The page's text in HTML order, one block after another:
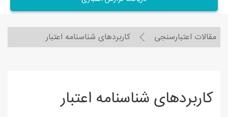
مقالات اعتبارسنجی کاربردهای شناسنامه اعتبار
کاربردهای شناسنامه اعتبار